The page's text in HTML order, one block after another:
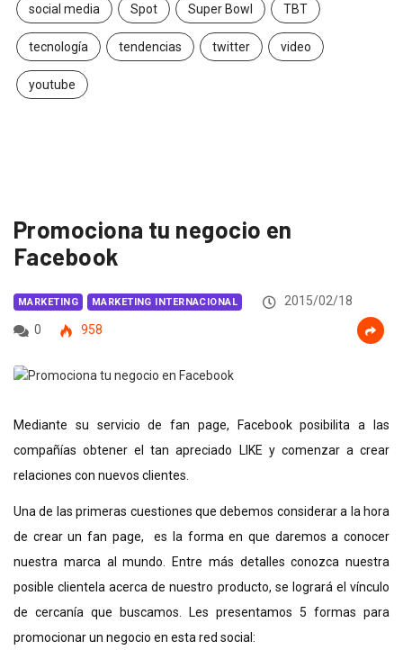
social media Spot Super Bowl TBT
tecnología tendencias twitter video
youtube
Promociona tu negocio en
Facebook
MARKETING MARKETING INTERNACIONAL
2015/02/18
0
958
Mediante su servicio de fan page, Facebook posibilita a las
compañías obtener el tan apreciado LIKE y comenzar a crear
relaciones con nuevos clientes.
Una de las primeras cuestiones que debemos considerar a la hora
de crear un fan page, es la forma en que daremos a conocer
nuestra marca al mundo. Entre más detalles conozca nuestra
posible clientela acerca de nuestro producto, se logrará el vínculo
de cercanía que buscamos. Les presentamos 5 formas para
promocionar un negocio en esta red social: